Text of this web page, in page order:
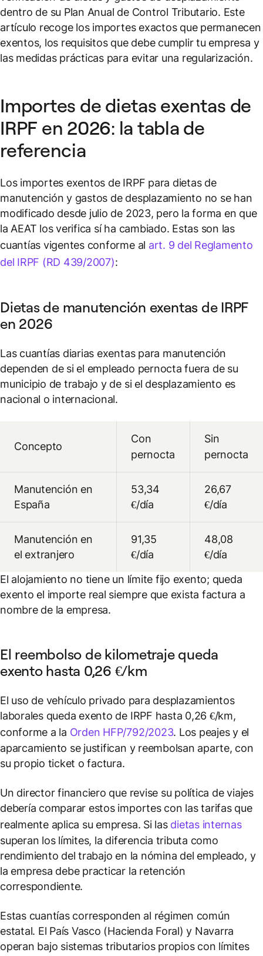
dentro de su Plan Anual de Control Tributario. Este
artículo recoge los importes exactos que permanecen
exentos, los requisitos que debe cumplir tu empresa y
las medidas prácticas para evitar una regularización.
Importes de dietas exentas de
IRPF en 2026: la tabla de
referencia
Los importes exentos de IRPF para dietas de
manutención y gastos de desplazamiento no se han
modificado desde julio de 2023, pero la forma en que
la AEAT los verifica sí ha cambiado. Estas son las
cuantías vigentes conforme al art. 9 del Reglamento
del IRPF (RD 439/2007):
Dietas de manutención exentas de IRPF
en 2026
Las cuantías diarias exentas para manutención
dependen de si el empleado pernocta fuera de su
municipio de trabajo y de si el desplazamiento es
nacional o internacional.
Concepto
Con
pernocta
Sin
pernocta
Manutención en
España
53,34
€/día
26,67
€/día
Manutención en
el extranjero
91,35
€/día
48,08
€/día
El alojamiento no tiene un límite fijo exento; queda
exento el importe real siempre que exista factura a
nombre de la empresa.
El reembolso de kilometraje queda
exento hasta 0,26 €/km
El uso de vehículo privado para desplazamientos
laborales queda exento de IRPF hasta 0,26 €/km,
conforme a la Orden HFP/792/2023. Los peajes y el
aparcamiento se justifican y reembolsan aparte, con
su propio ticket o factura.
Un director financiero que revise su política de viajes
debería comparar estos importes con las tarifas que
realmente aplica su empresa. Si las dietas internas
superan los límites, la diferencia tributa como
rendimiento del trabajo en la nómina del empleado, y
la empresa debe practicar la retención
correspondiente.
Estas cuantías corresponden al régimen común
estatal. El País Vasco (Hacienda Foral) y Navarra
operan bajo sistemas tributarios propios con límites